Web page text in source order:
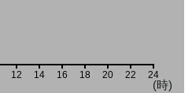
12 14 16 18 20 22 24
(時)